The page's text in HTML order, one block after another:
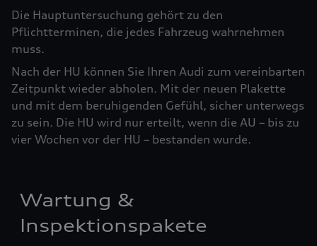
Die Hauptuntersuchung gehört zu den
Pflichtterminen, die jedes Fahrzeug wahrnehmen
muss.
Nach der HU können Sie Ihren Audi zum vereinbarten
Zeitpunkt wieder abholen. Mit der neuen Plakette
und mit dem beruhigenden Gefühl, sicher unterwegs
zu sein. Die HU wird nur erteilt, wenn die AU – bis zu
vier ­Woch­en vor der HU – bestanden wurde.
Wartung &
Inspektionspakete